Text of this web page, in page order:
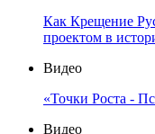
Как Крещение
проектом в
Видео
«Точки Роста -
Видео